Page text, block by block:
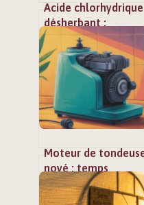
Acide chlorhydrique
désherbant :
dangers,
alternatives et
cadre légal
Moteur de
noyé : temps
d’attente, gestes
sûrs et erreurs à